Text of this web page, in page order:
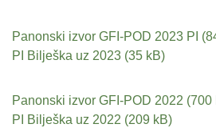
Panonski izvor GFI-POD 2023 PI
PI Bilješka uz 2023
Panonski izvor GFI-POD 2022
PI Bilješka uz 2022